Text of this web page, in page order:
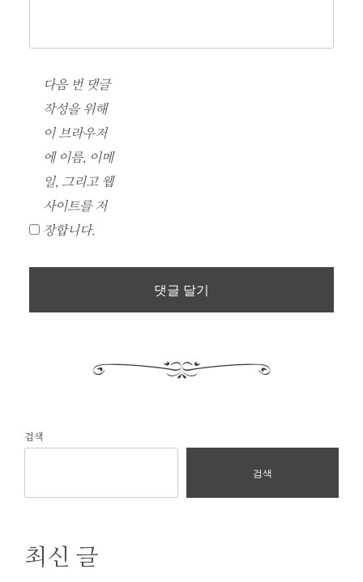
다음 번 댓글
작성을 위해
이 브라우저
에 이름, 이메
일, 그리고 웹
사이트를 저
장합니다.
검색
검색
최신 글